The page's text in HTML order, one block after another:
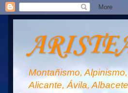
Montañismo,
Alicante, Ávila,